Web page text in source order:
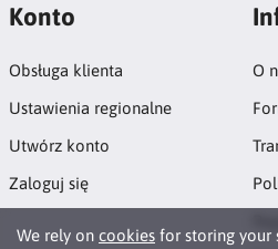
We rely on cookies for storing your
Konto
Obsługa klienta
Ustawienia regionalne
Utwórz konto
Zaloguj się
O